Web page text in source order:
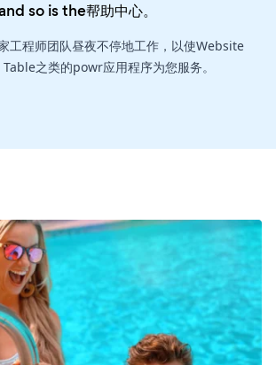
so is the帮助中心。
工程师团队昼夜不停地工作，以使Website
之类的powr应用程序为您服务。